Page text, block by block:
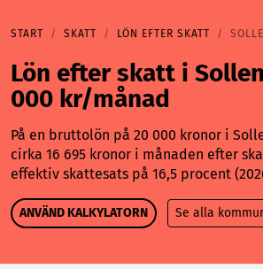
START SKATT LÖN EFTER SKATT
Lön efter skatt i
000 kr/månad
På en bruttolön på 20 000 kronor i
cirka 16 695 kronor i månaden efter
effektiv skattesats på 16,5 procent
ANVÄND KALKYLATORN Se alla